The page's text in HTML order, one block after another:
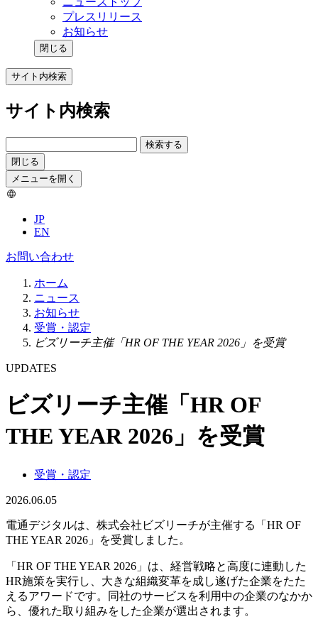
プレスリリース
お知らせ
閉じる
サイト内検索
サイト内検索
検索する
閉じる
メニューを開く
JP
EN
お問い合わせ
ホーム
ニュース
お知らせ
受賞・認定
ビズリーチ主催「HR OF THE YEAR 2026」を受賞
UPDATES
ビズリーチ主催「HR OF
THE YEAR 2026」を受賞
受賞・認定
2026.06.05
電通デジタルは、株式会社ビズリーチが主催する「HR OF
THE YEAR 2026」を受賞しました。
「HR OF THE YEAR 2026」は、経営戦略と高度に連動した
HR施策を実行し、大きな組織変革を成し遂げた企業をたた
えるアワードです。同社のサービスを利用中の企業のなかか
ら、優れた取り組みをした企業が選出されます。